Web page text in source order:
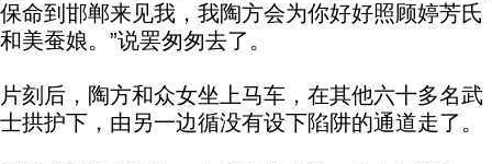
保命到邯郸来见我，我陶方会为你好好照顾婷芳氏
和美蚕娘。”说罢匆匆去了。
片刻后，陶方和众女坐上马车，在其他六十多名武
士拱护下，由另一边循没有设下陷阱的通道走了。